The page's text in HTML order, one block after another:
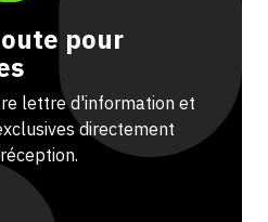
pour
lettre d'information et
directement